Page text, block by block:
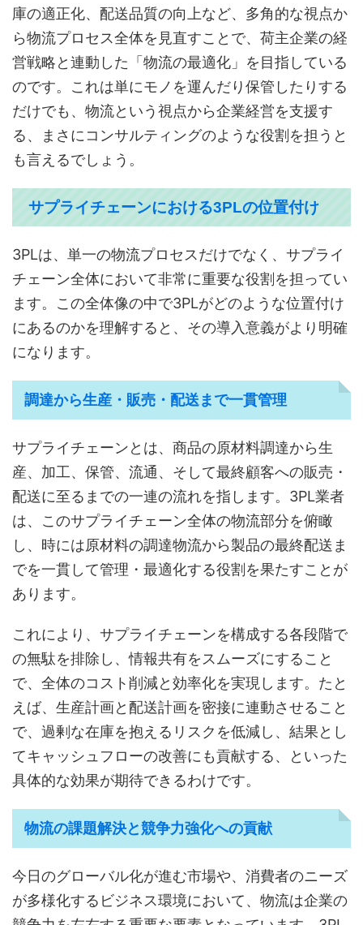
庫の適正化、配送品質の向上など、多角的な視点か
ら物流プロセス全体を見直すことで、荷主企業の経
営戦略と連動した「物流の最適化」を目指している
のです。これは単にモノを運んだり保管したりする
だけでも、物流という視点から企業経営を支援す
る、まさにコンサルティングのような役割を担うと
も言えるでしょう。
サプライチェーンにおける3PLの位置付け
3PLは、単一の物流プロセスだけでなく、サプライ
チェーン全体において非常に重要な役割を担ってい
ます。この全体像の中で3PLがどのような位置付け
にあるのかを理解すると、その導入意義がより明確
になります。
調達から生産・販売・配送まで一貫管理
サプライチェーンとは、商品の原材料調達から生
産、加工、保管、流通、そして最終顧客への販売・
配送に至るまでの一連の流れを指します。3PL業者
は、このサプライチェーン全体の物流部分を俯瞰
し、時には原材料の調達物流から製品の最終配送ま
でを一貫して管理・最適化する役割を果たすことが
あります。
これにより、サプライチェーンを構成する各段階で
の無駄を排除し、情報共有をスムーズにすること
で、全体のコスト削減と効率化を実現します。たと
えば、生産計画と配送計画を密接に連動させること
で、過剰な在庫を抱えるリスクを低減し、結果とし
てキャッシュフローの改善にも貢献する、といった
具体的な効果が期待できるわけです。
物流の課題解決と競争力強化への貢献
今日のグローバル化が進む市場や、消費者のニーズ
が多様化するビジネス環境において、物流は企業の